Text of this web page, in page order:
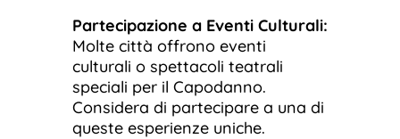
Partecipazione a Eventi Culturali:
Molte città offrono eventi
culturali o spettacoli teatrali
speciali per il Capodanno.
Considera di partecipare a una di
queste esperienze uniche.